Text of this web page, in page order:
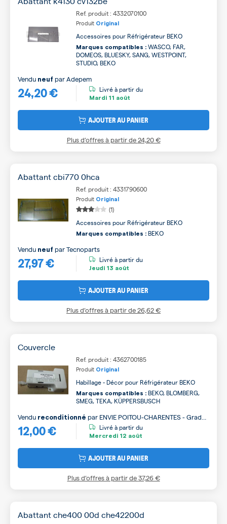
Ref. produit : 4332070100
Produit Original
Accessoires pour Réfrigérateur BEKO
Marques compatibles : WASCO, FAR,
DOMEOS, BLUESKY, SANG, WESTPOINT,
STUDIO, BEKO
24,20 €
Vendu neuf parAdepem
Livré à partir du
Mardi 11 août
AJOUTER AU PANIER
Plus d’offres à partir de24,20 €
Abattant cbi770 0hca
Ref. produit : 4331790600
Produit Original
(1)
Accessoires pour Réfrigérateur BEKO
Marques compatibles : BEKO
27,97 €
Vendu neuf parTecnoparts
Livré à partir du
Jeudi 13 août
AJOUTER AU PANIER
Plus d’offres à partir de26,62 €
Couvercle
Ref. produit : 4362700185
Produit Original
Habillage - Décor pour Réfrigérateur BEKO
Marques compatibles : BEKO, BLOMBERG,
SMEG, TEKA, KÜPPERSBUSCH
12,00 €
Vendu reconditionné par ENVIE POITOU-CHARENTES - Grade
B
Livré à partir du
Mercredi 12 août
AJOUTER AU PANIER
Plus d’offres à partir de37,26 €
Abattant che400 00d che42200d